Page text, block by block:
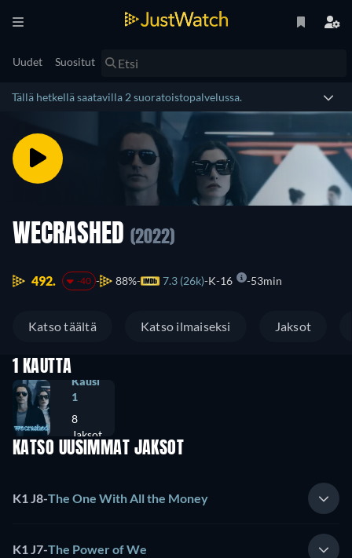
Uudet Suositut
Tällä hetkellä saatavilla 2 suoratoistopalvelussa.
WECRASHED (2022)
492. -40 88% 7.3 (26k) K-16 53min
Katso täältä Katso ilmaiseksi Jaksot
1 KAUTTA
Kausi
1
8
Jaksot
KATSO UUSIMMAT JAKSOT
K1 J8-The One With All the Money
K1 J7-The Power of We